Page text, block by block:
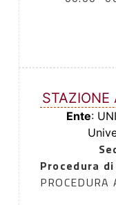
STAZIONE
Ente:
Procedura
PROCEDURA